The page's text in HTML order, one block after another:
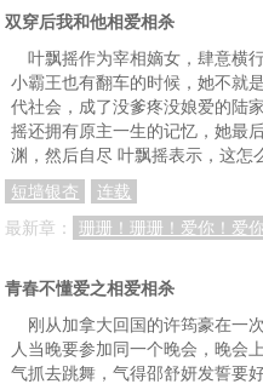
双穿后我和他相爱相杀
叶飘摇作为宰相嫡女，肆意横
小霸王也有翻车的时候，她不就
代社会，成了没爹疼没娘爱的陆
摇还拥有原主一生的记忆，她最
渊，然后自尽 叶飘摇表示，这怎
短墙银杏
连载
最新章：
珊珊！珊珊！爱你！爱你
青春不懂爱之相爱相杀
刚从加拿大回国的许筠豪在一
人当晚要参加同一个晚会，晚会
气抓去跳舞，气得邵舒妍发誓要